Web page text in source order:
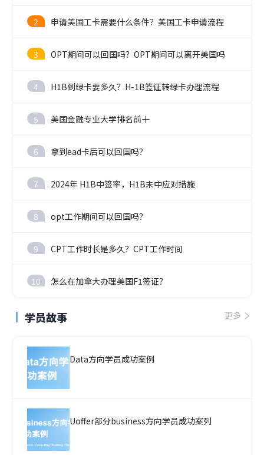
2 申请美国工卡需要什么条件？美国工卡申请流程
3 OPT期间可以回国吗？OPT期间可以离开美国吗
4 H1B到绿卡要多久？H-1B签证转绿卡办理流程
5 美国金融专业大学排名前十
6 拿到ead卡后可以回国吗？
7 2024年 H1B中签率，H1B未中应对措施
8 opt工作期间可以回国吗？
9 CPT工作时长是多久？CPT工作时间
10 怎么在加拿大办理美国F1签证？
学员故事 更多
Data方向学员成功案例
Uoffer部分business方向学员成功案列